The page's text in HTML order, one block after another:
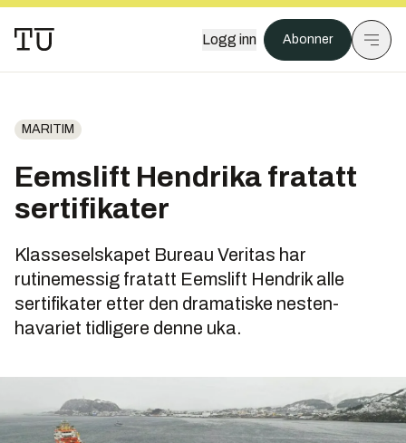
Logg inn Abonner
MARITIM
Eemslift Hendrika fratatt
sertifikater
Klasseselskapet Bureau Veritas har
rutinemessig fratatt Eemslift Hendrik alle
sertifikater etter den dramatiske nesten-
havariet tidligere denne uka.